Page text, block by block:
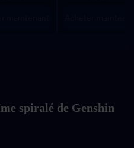
spiralé de Genshin